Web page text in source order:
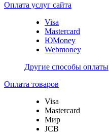
Оплата услуг сайта
Visa
Mastercard
ЮMoney
Webmoney
Другие способы оплаты
Оплата товаров
Visa
Mastercard
Мир
JCB